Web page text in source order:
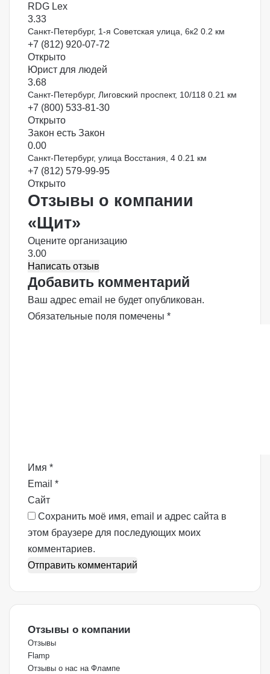
RDG Lex
3.33
Санкт-Петербург, 1-я Советская улица, 6к2 0.2 км
+7 (812) 920-07-72
Открыто
Юрист для людей
3.68
Санкт-Петербург, Лиговский проспект, 10/118 0.21 км
+7 (800) 533-81-30
Открыто
Закон есть Закон
0.00
Санкт-Петербург, улица Восстания, 4 0.21 км
+7 (812) 579-99-95
Открыто
Отзывы о компании
«Щит»
Оцените организацию
3.00
Написать отзыв
Добавить комментарий
Ваш адрес email не будет опубликован.
Обязательные поля помечены *
р
и
й
*
Имя *
Email *
Сайт
Сохранить моё имя, email и адрес сайта в
этом браузере для последующих моих
комментариев.
Отзывы о компании
Отзывы
Flamp
Отзывы о нас на Флампе